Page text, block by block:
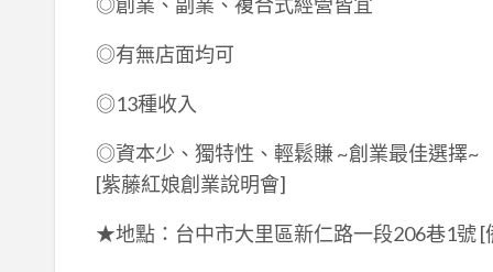
◎有無店面均可
◎13種收入
◎資本少、獨特性、輕鬆賺 ~創業最佳選擇~
[紫藤紅娘創業說明會]
★地點：台中市大里區新仁路一段206巷1號 [